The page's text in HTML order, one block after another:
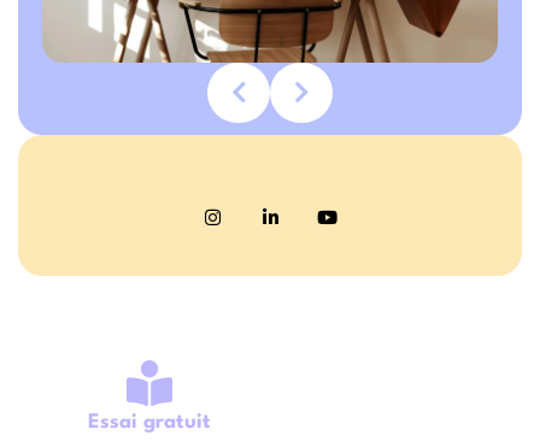
Essai gratuit